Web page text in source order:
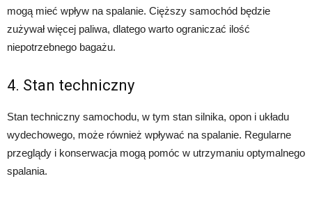
mogą mieć wpływ na spalanie. Cięższy samochód będzie
zużywał więcej paliwa, dlatego warto ograniczać ilość
niepotrzebnego bagażu.
4. Stan techniczny
Stan techniczny samochodu, w tym stan silnika, opon i układu
wydechowego, może również wpływać na spalanie. Regularne
przeglądy i konserwacja mogą pomóc w utrzymaniu optymalnego
spalania.